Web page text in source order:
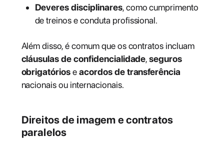
Deveres disciplinares, como cumprimento
de treinos e conduta profissional.
Além disso, é comum que os contratos incluam
cláusulas de confidencialidade,seguros
obrigatórioseacordos de transferência
nacionais ou internacionais.
Direitos de imagem e contratos
paralelos